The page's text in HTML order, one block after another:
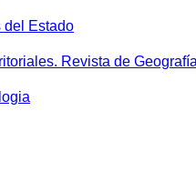
del Estado
Revista de Geografía